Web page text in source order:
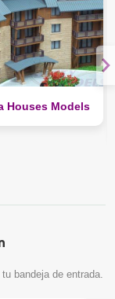
Houses Models
bandeja de entrada.